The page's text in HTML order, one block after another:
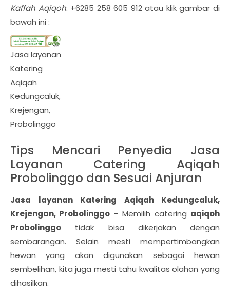
Kaffah Aqiqoh: +6285 258 605 912 atau klik gambar di
bawah ini :
Jasa layanan
Katering
Aqiqah
Kedungcaluk,
Krejengan,
Probolinggo
Tips Mencari Penyedia Jasa
Layanan Catering Aqiqah
Probolinggo dan Sesuai Anjuran
Jasa layanan Katering Aqiqah Kedungcaluk,
Krejengan, Probolinggo – Memilih catering aqiqoh
Probolinggo tidak bisa dikerjakan dengan
sembarangan. Selain mesti mempertimbangkan
hewan yang akan digunakan sebagai hewan
sembelihan, kita juga mesti tahu kwalitas olahan yang
dihasilkan.